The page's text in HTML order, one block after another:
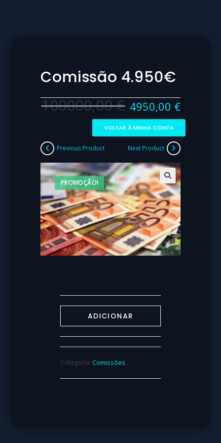
Comissão 4.950€
100000,00€ 4950,00 €
VOLTAR À MINHA CONTA
PROMOÇÃO!
Previous Product Next Product
ADICIONAR
Categoria:Comissões